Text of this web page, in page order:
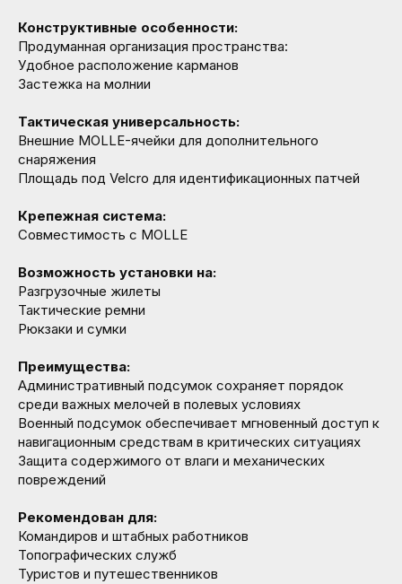
Конструктивные особенности:
Продуманная организация пространства:
Удобное расположение карманов
Застежка на молнии
Тактическая универсальность:
Внешние MOLLE-ячейки для дополнительного
снаряжения
Площадь под Velcro для идентификационных патчей
Крепежная система:
Совместимость с MOLLE
Возможность установки на:
Разгрузочные жилеты
Тактические ремни
Рюкзаки и сумки
Преимущества:
Административный подсумок сохраняет порядок
среди важных мелочей в полевых условиях
Военный подсумок обеспечивает мгновенный доступ к
навигационным средствам в критических ситуациях
Защита содержимого от влаги и механических
повреждений
Рекомендован для:
Командиров и штабных работников
Топографических служб
Туристов и путешественников